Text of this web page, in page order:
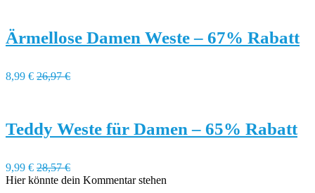
Ärmellose Damen Weste – 67% Rabatt
8,99 € 26,97 €
Teddy Weste für Damen – 65% Rabatt
9,99 € 28,57 €
Hier könnte dein Kommentar stehen